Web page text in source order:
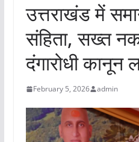
उत्तराखंड में
संहिता, सख्त
दंगारोधी कानून
February 5, 2026 admin